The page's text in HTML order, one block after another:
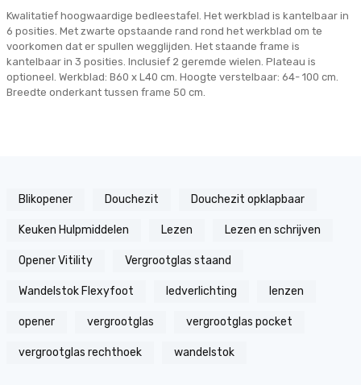
Kwalitatief hoogwaardige bedleestafel. Het werkblad is kantelbaar in
6 posities. Met zwarte opstaande rand rond het werkblad om te
voorkomen dat er spullen wegglijden. Het staande frame is
kantelbaar in 3 posities. Inclusief 2 geremde wielen. Plateau is
optioneel. Werkblad: B60 x L40 cm. Hoogte verstelbaar: 64- 100 cm.
Breedte onderkant tussen frame 50 cm.
Blikopener Douchezit Douchezit opklapbaar
Keuken Hulpmiddelen Lezen Lezen en schrijven
Opener Vitility Vergrootglas staand
Wandelstok Flexyfoot ledverlichting lenzen
opener vergrootglas vergrootglas pocket
vergrootglas rechthoek wandelstok